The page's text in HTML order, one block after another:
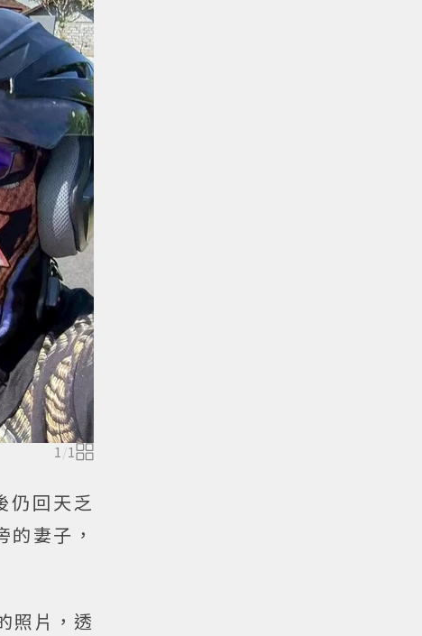
1/1
仍回天乏
妻子，
照片，透